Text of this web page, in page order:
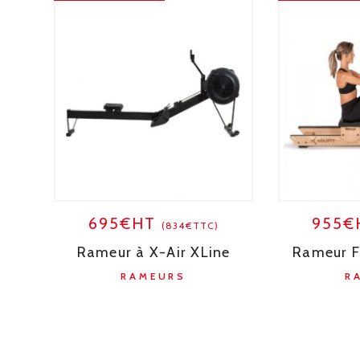
695€HT (834€TTC)
Rameur à X-Air XLine
RAMEURS
Rameur